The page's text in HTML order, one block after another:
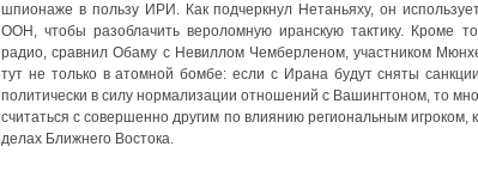
шпионаже в пользу ИРИ. Как подчеркнул Нетаньяху, он
ООН, чтобы разоблачить вероломную иранскую тактику. Кроме
радио, сравнил Обаму с Невиллом Чемберленом, участником
тут не только в атомной бомбе: если с Ирана будут сняты
политически в силу нормализации отношений с Вашингтоном, то
считаться с совершенно другим по влиянию региональным
делах Ближнего Востока.